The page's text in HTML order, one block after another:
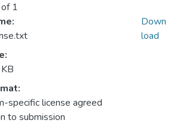
1
specific license agreed
to submission
Down
load